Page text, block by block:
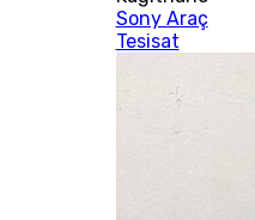
Sony Araç
Tesisat